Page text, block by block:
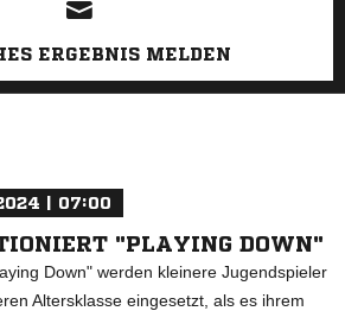
ERGEBNIS MELDEN
| 07:00
"PLAYING DOWN"
Down" werden kleinere Jugendspieler
Altersklasse eingesetzt, als es ihrem